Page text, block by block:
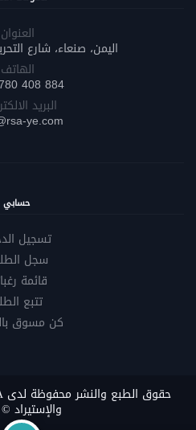
اليمن، صنعاء، شارع
884 408 780 967+
البريد
ye.com
حسابي
تسجيل
سجل
قائمة
تتبع
كن مسوق
والإستيراد ©